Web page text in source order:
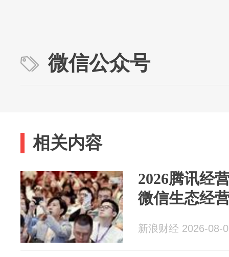
微信公众号
相关内容
2026腾讯经
微信生态经
新浪财经 2026-08-